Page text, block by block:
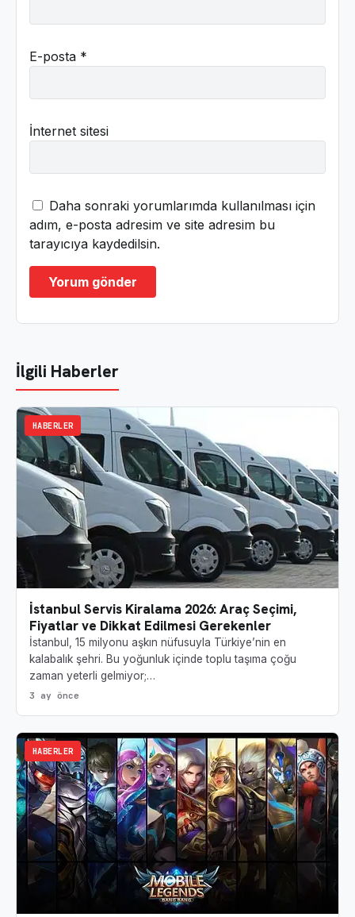
E-posta *
İnternet sitesi
Daha sonraki yorumlarımda kullanılması için
adım, e-posta adresim ve site adresim bu
tarayıcıya kaydedilsin.
İlgili Haberler
HABERLER
İstanbul Servis Kiralama 2026: Araç Seçimi,
Fiyatlar ve Dikkat Edilmesi Gerekenler
İstanbul, 15 milyonu aşkın nüfusuyla Türkiye’nin en
kalabalık şehri. Bu yoğunluk içinde toplu taşıma çoğu
zaman yeterli gelmiyor;…
3 ay önce
HABERLER